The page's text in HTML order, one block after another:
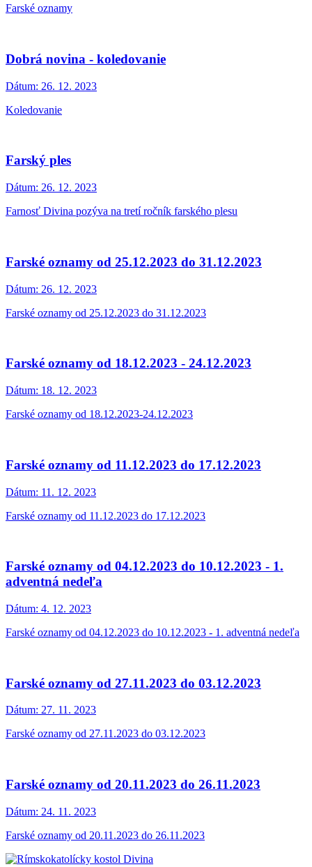
Farské oznamy
Dobrá novina - koledovanie
Dátum: 26. 12. 2023
Koledovanie
Farský ples
Dátum: 26. 12. 2023
Farnosť Divina pozýva na tretí ročník farského plesu
Farské oznamy od 25.12.2023 do 31.12.2023
Dátum: 26. 12. 2023
Farské oznamy od 25.12.2023 do 31.12.2023
Farské oznamy od 18.12.2023 - 24.12.2023
Dátum: 18. 12. 2023
Farské oznamy od 18.12.2023-24.12.2023
Farské oznamy od 11.12.2023 do 17.12.2023
Dátum: 11. 12. 2023
Farské oznamy od 11.12.2023 do 17.12.2023
Farské oznamy od 04.12.2023 do 10.12.2023 - 1.
adventná nedeľa
Dátum: 4. 12. 2023
Farské oznamy od 04.12.2023 do 10.12.2023 - 1. adventná nedeľa
Farské oznamy od 27.11.2023 do 03.12.2023
Dátum: 27. 11. 2023
Farské oznamy od 27.11.2023 do 03.12.2023
Farské oznamy od 20.11.2023 do 26.11.2023
Dátum: 24. 11. 2023
Farské oznamy od 20.11.2023 do 26.11.2023